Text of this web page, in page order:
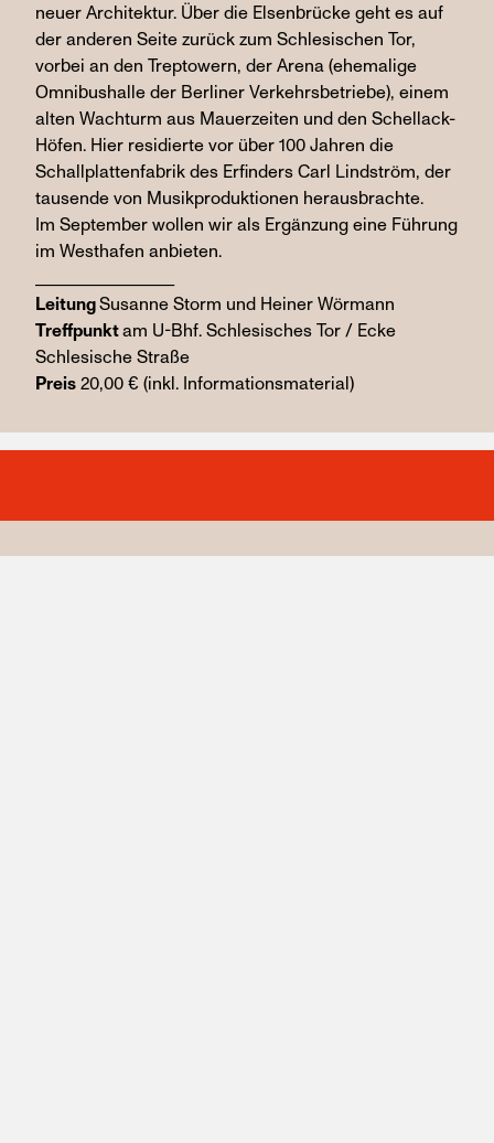
neuer Architektur. Über die Elsenbrücke geht es auf
der anderen Seite zurück zum Schlesischen Tor,
vorbei an den Treptowern, der Arena (ehemalige
Omnibushalle der Berliner Verkehrsbetriebe), einem
alten Wachturm aus Mauerzeiten und den Schellack-
Höfen. Hier residierte vor über 100 Jahren die
Schallplattenfabrik des Erfinders Carl Lindström, der
tausende von Musikproduktionen herausbrachte.
Im September wollen wir als Ergänzung eine Führung
im Westhafen anbieten.
LeitungSusanne Storm und Heiner Wörmann
Treffpunktam U-Bhf. Schlesisches Tor / Ecke
Schlesische Straße
Preis20,00 € (inkl. Informationsmaterial)